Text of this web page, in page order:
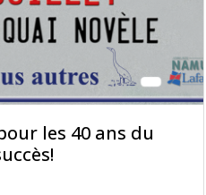
les 40 ans du